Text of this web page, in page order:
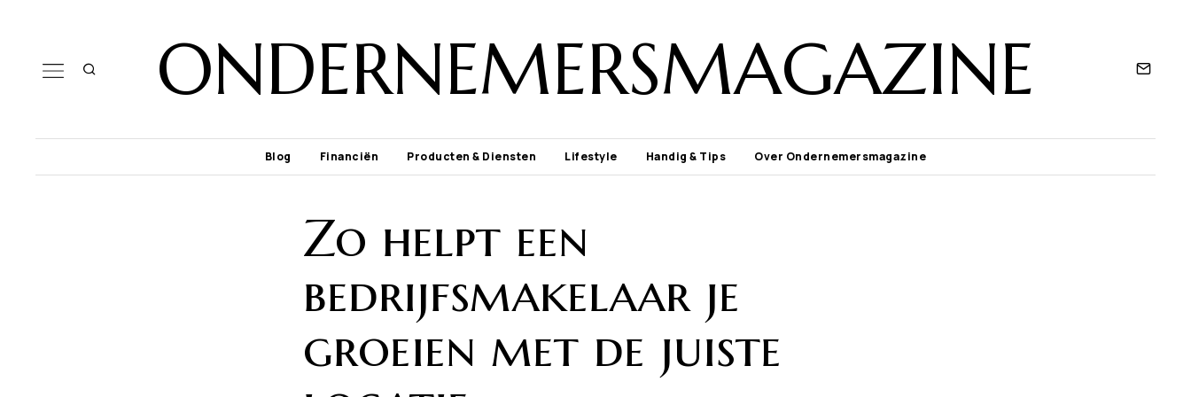
ONDERNEMERSMAGAZINE
Blog Financiën Producten & Diensten Lifestyle Handig & Tips Over Ondernemersmagazine
Zo helpt een
bedrijfsmakelaar je
groeien met de juiste